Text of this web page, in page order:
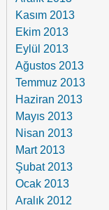
Kasım 2013
Ekim 2013
Eylül 2013
Ağustos 2013
Temmuz 2013
Haziran 2013
Mayıs 2013
Nisan 2013
Mart 2013
Şubat 2013
Ocak 2013
Aralık 2012